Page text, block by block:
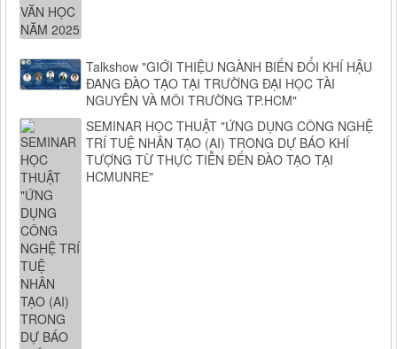
Talkshow "GIỚI THIỆU NGÀNH BIẾN ĐỔI KHÍ HẬU
ĐANG ĐÀO TẠO TẠI TRƯỜNG ĐẠI HỌC TÀI
NGUYÊN VÀ MÔI TRƯỜNG TP.HCM"
SEMINAR HỌC THUẬT "ỨNG DỤNG CÔNG NGHỆ
TRÍ TUỆ NHÂN TẠO (AI) TRONG DỰ BÁO KHÍ
TƯỢNG TỪ THỰC TIỄN ĐẾN ĐÀO TẠO TẠI
HCMUNRE"